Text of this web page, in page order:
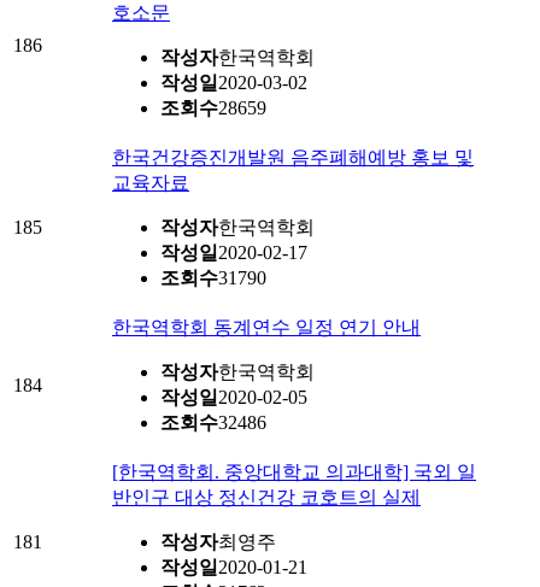
186
호소문
작성자한국역학회
작성일 2020-03-02
조회수28659
185
한국건강증진개발원 음주폐해예방 홍보 및
교육자료
작성자한국역학회
작성일 2020-02-17
조회수31790
184
한국역학회 동계연수 일정 연기 안내
작성자한국역학회
작성일 2020-02-05
조회수32486
181
[한국역학회. 중앙대학교 의과대학] 국외 일
반인구 대상 정신건강 코호트의 실제
작성자최영주
작성일 2020-01-21